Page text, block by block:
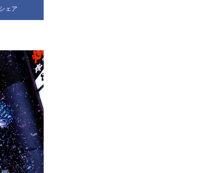
シェア